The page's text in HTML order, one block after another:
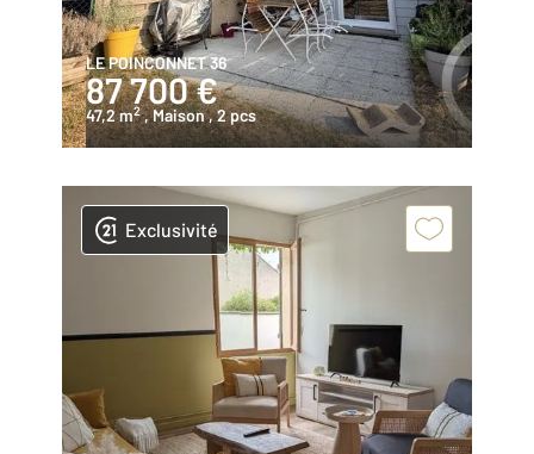
LE POINCONNET 36
87 700 €
47,2 m2 , Maison, 2 pcs
Exclusivité